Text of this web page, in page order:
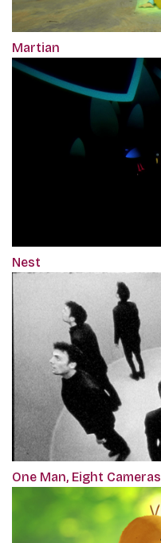
Martian
Nest
One Man, Eight Cameras